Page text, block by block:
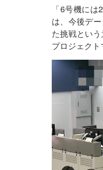
「6号機に
は、今後デ
た挑戦とい
プロジェクト